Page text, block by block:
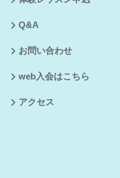
Q&A
お問い合わせ
web入会はこちら
アクセス